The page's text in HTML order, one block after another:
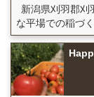
新潟県刈羽郡刈
な平場での稲づ